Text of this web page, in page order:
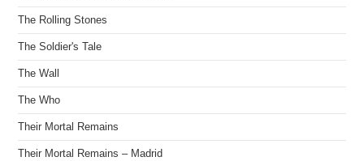
The Rolling Stones
The Soldier's Tale
The Wall
The Who
Their Mortal Remains
Their Mortal Remains – Madrid